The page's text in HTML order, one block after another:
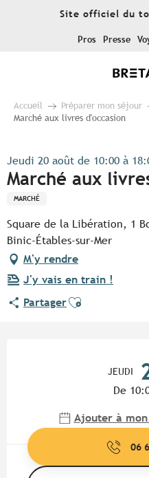
Site officiel du
Pros Presse
Accueil Préparer mon séjour
Marché aux livres d'occasion
Jeudi 20 août de 10:00 à
Marché aux
MARCHÉ
Square de la Libération, 1
Binic-Étables-sur-Mer
M'y rendre
J'y vais en train !
PartagerAjouter aux
JEUDI
De
Ajouter à
06